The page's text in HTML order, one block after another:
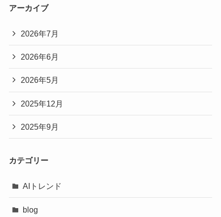
アーカイブ
2026年7月
2026年6月
2026年5月
2025年12月
2025年9月
カテゴリー
AIトレンド
blog